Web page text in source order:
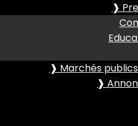
❱
❱ Marchés
❱